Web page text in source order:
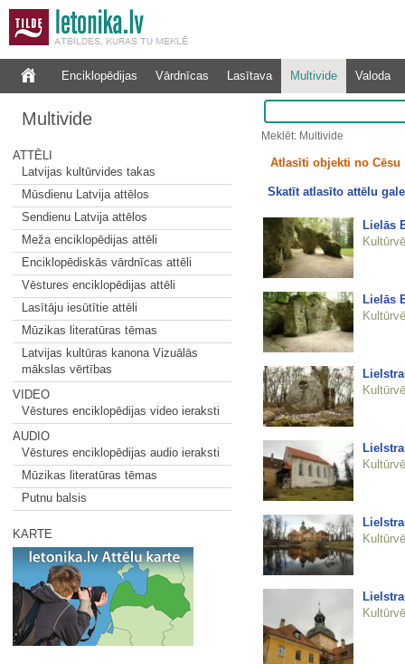
Enciklopēdijas Vārdnīcas Lasītava Multivide Valoda
Multivide
ATTĒLI
Latvijas kultūrvides takas
Mūsdienu Latvija attēlos
Sendienu Latvija attēlos
Meža enciklopēdijas attēli
Enciklopēdiskās vārdnīcas attēli
Vēstures enciklopēdijas attēli
Lasītāju iesūtītie attēli
Mūzikas literatūras tēmas
Latvijas kultūras kanona Vizuālās
mākslas vērtības
VIDEO
Vēstures enciklopēdijas video ieraksti
AUDIO
Vēstures enciklopēdijas audio ieraksti
Mūzikas literatūras tēmas
Putnu balsis
KARTE
Meklēt: Multivide
Atlasīti objekti no Cēsu
Skatīt atlasīto attēlu
Lielās
Lielās